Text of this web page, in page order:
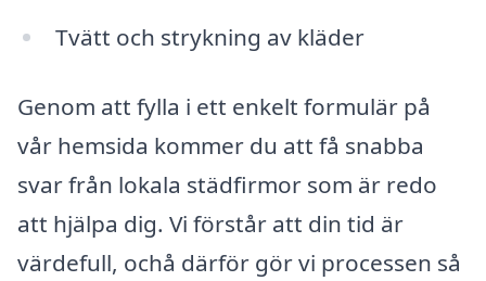
Tvätt och strykning av kläder
Genom att fylla i ett enkelt formulär på
vår hemsida kommer du att få snabba
svar från lokala städfirmor som är redo
att hjälpa dig. Vi förstår att din tid är
värdefull, ochå därför gör vi processen så